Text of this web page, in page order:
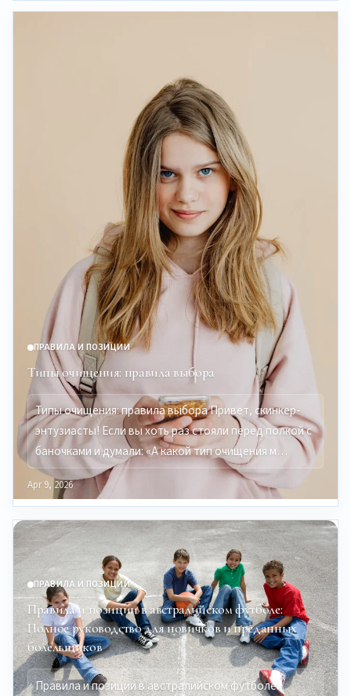
ПРАВИЛА И ПОЗИЦИИ
Типы очищения: правила выбора
Типы очищения: правила выбора Привет, скинкер-
энтузиасты! Если вы хоть раз стояли перед полкой с
баночками и думали: «А какой тип очищения м…
Apr 9, 2026
ПРАВИЛА И ПОЗИЦИИ
Правила и позиции в австралийском футболе:
Полное руководство для новичков и преданных
болельщиков
Правила и позиции в австралийском футболе: